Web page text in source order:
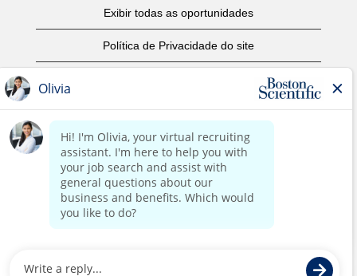
Exibir todas as oportunidades
Política de Privacidade do site
Aviso de Direitos Autorais
Entre em contato conosco
Página corporativa